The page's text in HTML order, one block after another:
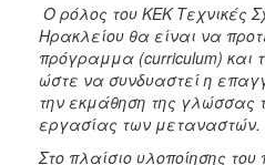
Ο ρόλος του ΚΕΚ Τεχνικές
Ηρακλείου θα είναι να
πρόγραμμα (curriculum) και
ώστε να συνδυαστεί η
την εκμάθηση της γλώσσας
εργασίας των μεταναστών.
Στο πλαίσιο υλοποίησης